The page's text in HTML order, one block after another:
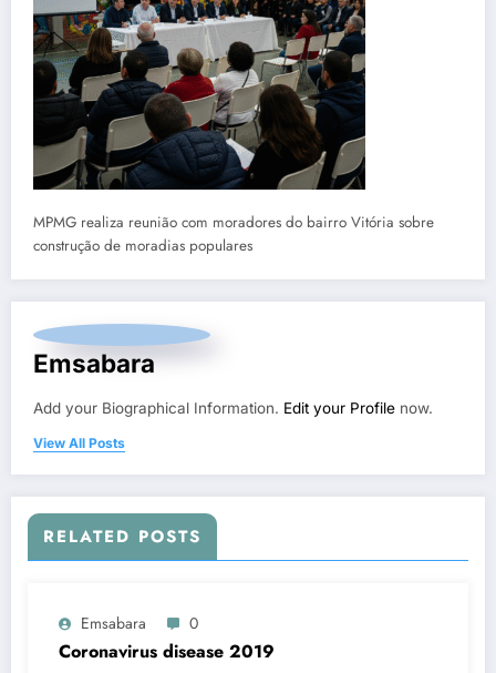
MPMG realiza reunião com moradores do bairro Vitória sobre
construção de moradias populares
Emsabara
Add your Biographical Information. Edit your Profile now.
View All Posts
RELATED POSTS
Emsabara 0
Coronavirus disease 2019